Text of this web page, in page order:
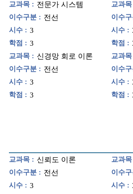
교과목 : 전문가 시스템
이수구분 : 전선
시수 : 3
학점 : 3
교과목 : 신경망 회로 이론
이수구분 : 전선
시수 : 3
학점 : 3
교과
이수
시수 :
학점 :
교과
이수
시수 :
학점 :
교과목 : 신뢰도 이론
이수구분 : 전선
시수 : 3
교과
이수
시수 :